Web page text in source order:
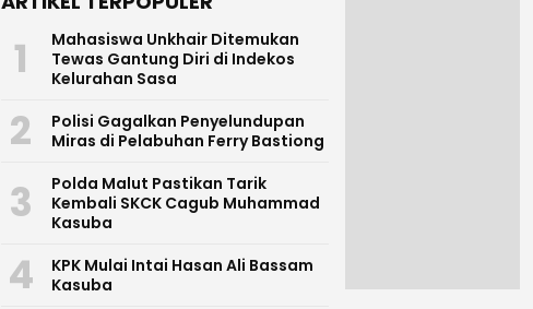
1
Mahasiswa Unkhair Ditemukan
Tewas Gantung Diri di Indekos
Kelurahan Sasa
2
Polisi Gagalkan Penyelundupan
Miras di Pelabuhan Ferry Bastiong
3
Polda Malut Pastikan Tarik
Kembali SKCK Cagub Muhammad
Kasuba
4
KPK Mulai Intai Hasan Ali Bassam
Kasuba